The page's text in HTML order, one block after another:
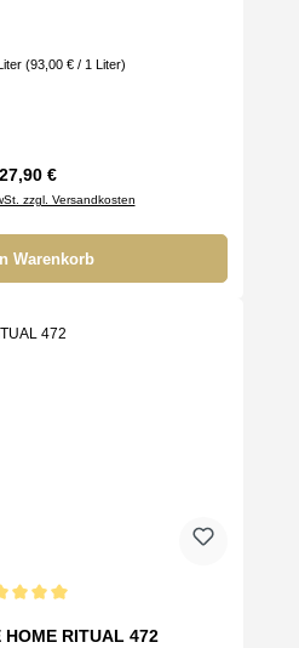
(93,00 € / 1 Liter)
Regulärer Preis:
27,90 €
zzgl. Versandkosten
Warenkorb
HOME RITUAL 472